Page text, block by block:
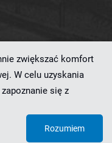
zwiększać komfort
W celu uzyskania
się z
Rozumiem